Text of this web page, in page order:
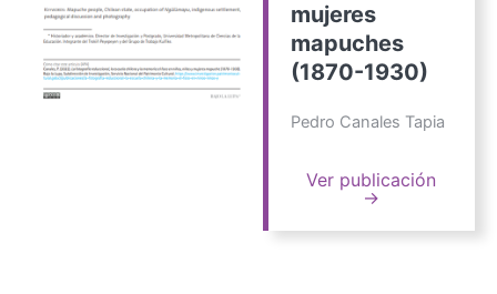
mujeres
mapuches
(1870-1930)
Pedro Canales Tapia
Ver publicación
→